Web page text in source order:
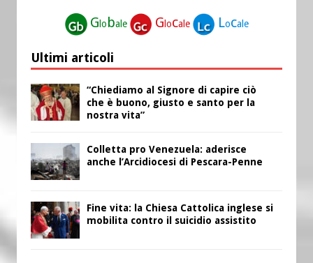
Globale Glocale Locale
Ultimi articoli
“Chiediamo al Signore di capire ciò
che è buono, giusto e santo per la
nostra vita”
Colletta pro Venezuela: aderisce
anche l’Arcidiocesi di Pescara-Penne
Fine vita: la Chiesa Cattolica inglese si
mobilita contro il suicidio assistito